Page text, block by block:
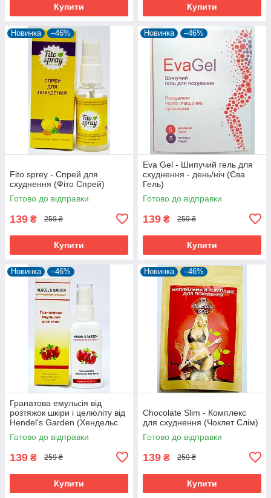
Купити Купити
Новинка –46%
Fito sprey - Спрей для
схуднення (Фіто Спрей)
Готово до відправки
139 ₴ 259 ₴
Купити
Новинка –46%
Eva Gel - Шипучий гель для
схуднення - день/ніч (Єва
Гель)
Готово до відправки
139 ₴ 259 ₴
Купити
Новинка –46%
Гранатова емульсія від
розтяжок шкіри і целюліту від
Hendel's Garden (Хендельс
Гаден)
Готово до відправки
139 ₴ 259 ₴
Купити
Новинка –46%
Chocolate Slim - Комплекс
для схуднення (Чоклет Слім)
Готово до відправки
139 ₴ 259 ₴
Купити